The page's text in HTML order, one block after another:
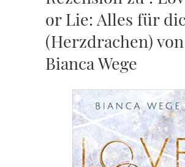
or Lie: Alles für
(Herzdrachen) von
Bianca Wege